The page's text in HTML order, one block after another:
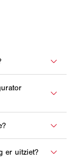
mogelijkheid
te passen.
functies en
laat u in
zoals
geeft u de